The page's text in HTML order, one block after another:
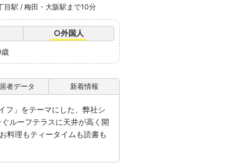
目駅 / 梅田・大阪駅まで10分
○外国人
フ」をテーマにした、弊社シ
ルーフテラスに天井が高く開
料理もティータイムも読書も
者データ 新着情報